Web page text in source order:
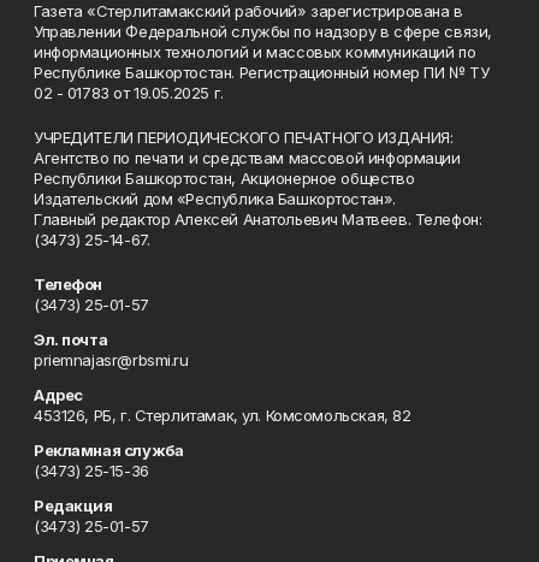
Газета «Стерлитамакский рабочий» зарегистрирована в
Управлении Федеральной службы по надзору в сфере связи,
информационных технологий и массовых коммуникаций по
Республике Башкортостан. Регистрационный номер ПИ № ТУ
02 - 01783 от 19.05.2025 г.
УЧРЕДИТЕЛИ ПЕРИОДИЧЕСКОГО ПЕЧАТНОГО ИЗДАНИЯ:
Агентство по печати и средствам массовой информации
Республики Башкортостан, Акционерное общество
Издательский дом «Республика Башкортостан».
Главный редактор Алексей Анатольевич Матвеев. Телефон:
(3473) 25-14-67.
Телефон
(3473) 25-01-57
Эл. почта
priemnajasr@rbsmi.ru
Адрес
453126, РБ, г. Стерлитамак, ул. Комсомольская, 82
Рекламная служба
(3473) 25-15-36
Редакция
(3473) 25-01-57